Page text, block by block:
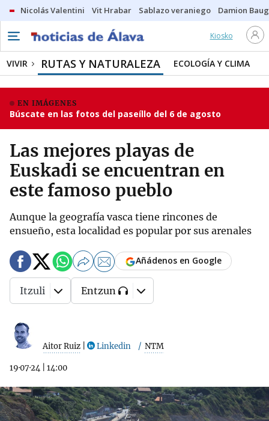
Nicolás Valentini Vit Hrabar Sablazo veraniego Damion
Kiosko
VIVIR RUTAS Y NATURALEZA ECOLOGÍA Y CLIMA
EN IMÁGENES
Búscate en las fotos del paseíllo del 6 de agosto
Las mejores playas de
Euskadi se encuentran en
este famoso pueblo
Aunque la geografía vasca tiene rincones de
ensueño, esta localidad es popular por sus arenales
Aitor Ruiz Linkedin NTM
19·07·24 14:00
Añádenos en Google
Itzuli Entzun